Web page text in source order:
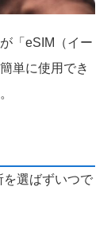
「eSIM（イー
単に使用でき
選ばずいつで